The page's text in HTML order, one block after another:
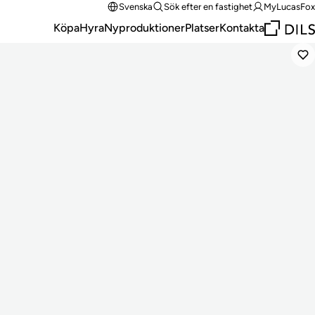
Svenska Sök efter en fastighet MyLucasFox
KöpaHyraNyproduktionerPlatserKontakta